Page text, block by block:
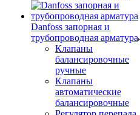
Danfoss запорная и
трубопроводная арматура
Клапаны
балансировочные
ручные
Клапаны
автоматические
балансировочные